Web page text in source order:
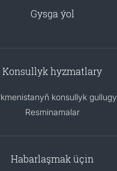
Gysga ýol
Konsullyk hyzmatlary
konsullyk gullugy
Resminamalar
Habarlaşmak üçin